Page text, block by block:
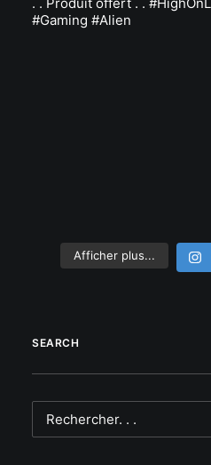
Afficher plus...
SEARCH